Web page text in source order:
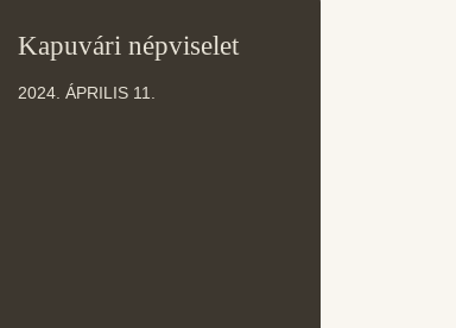
Kapuvári népviselet
2024. ÁPRILIS 11.